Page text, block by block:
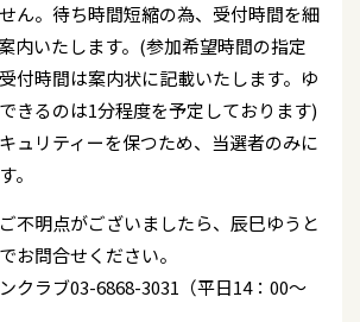
ん。待ち時間短縮の為、受付時間を細
内いたします。(参加希望時間の指定
付時間は案内状に記載いたします。ゆ
きるのは1分程度を予定しております)
ュリティーを保つため、当選者のみに
。
不明点がございましたら、辰巳ゆうと
お問合せください。
クラブ03-6868-3031（平日14：00～